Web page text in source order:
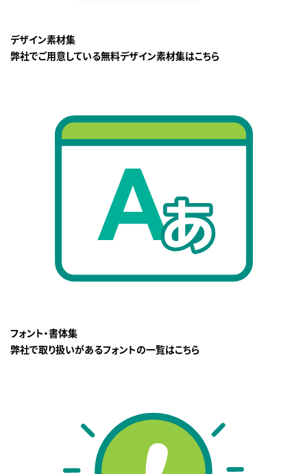
デザイン素材集
弊社でご用意している無料デザイン素材集はこちら
フォント・書体集
弊社で取り扱いがあるフォントの一覧はこちら